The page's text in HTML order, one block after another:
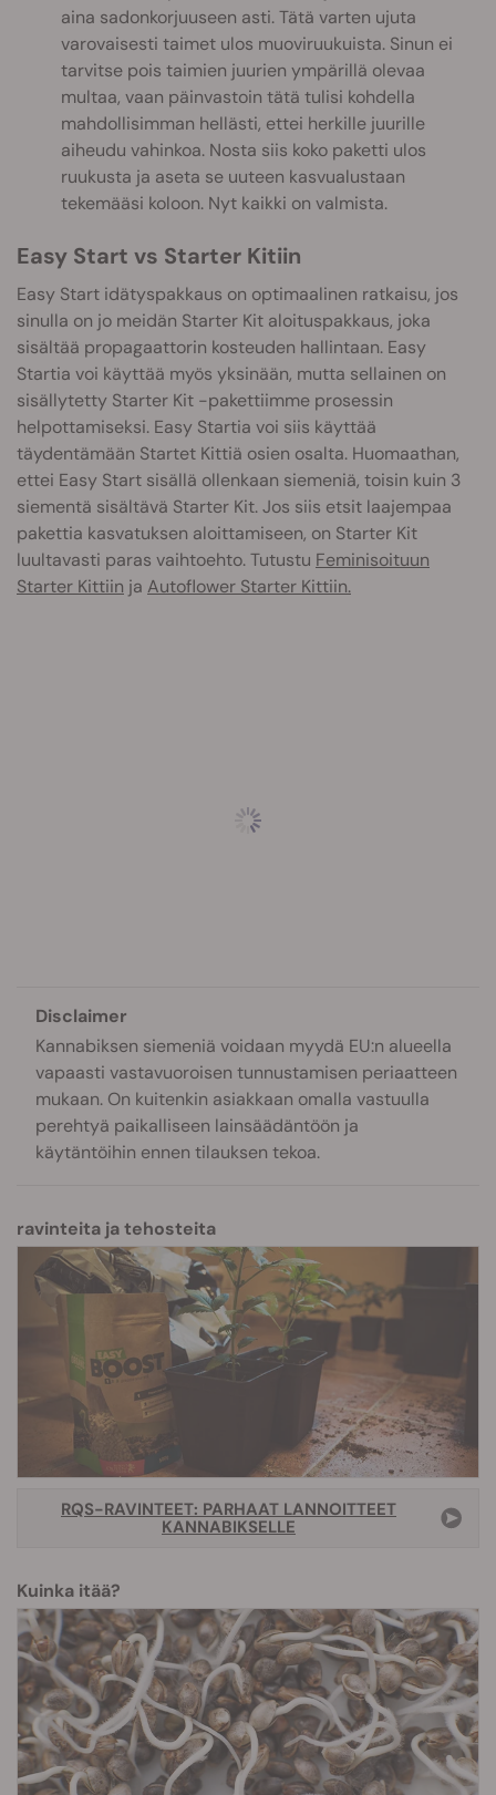
aina sadonkorjuuseen asti. Tätä varten ujuta
varovaisesti taimet ulos muoviruukuista. Sinun ei
tarvitse pois taimien juurien ympärillä olevaa
multaa, vaan päinvastoin tätä tulisi kohdella
mahdollisimman hellästi, ettei herkille juurille
aiheudu vahinkoa. Nosta siis koko paketti ulos
ruukusta ja aseta se uuteen kasvualustaan
tekemääsi koloon. Nyt kaikki on valmista.
Easy Start vs Starter Kitiin
Easy Start idätyspakkaus on optimaalinen ratkaisu, jos
sinulla on jo meidän Starter Kit aloituspakkaus, joka
sisältää propagaattorin kosteuden hallintaan. Easy
Startia voi käyttää myös yksinään, mutta sellainen on
sisällytetty Starter Kit -pakettiimme prosessin
helpottamiseksi. Easy Startia voi siis käyttää
täydentämään Startet Kittiä osien osalta. Huomaathan,
ettei Easy Start sisällä ollenkaan siemeniä, toisin kuin 3
siementä sisältävä Starter Kit. Jos siis etsit laajempaa
pakettia kasvatuksen aloittamiseen, on Starter Kit
luultavasti paras vaihtoehto. Tutustu Feminisoituun
Starter Kittiin ja Autoflower Starter Kittiin.
Disclaimer
Kannabiksen siemeniä voidaan myydä EU:n alueella
vapaasti vastavuoroisen tunnustamisen periaatteen
mukaan. On kuitenkin asiakkaan omalla vastuulla
perehtyä paikalliseen lainsäädäntöön ja
käytäntöihin ennen tilauksen tekoa.
ravinteita ja tehosteita
RQS-RAVINTEET: PARHAAT LANNOITTEET
KANNABIKSELLE
Kuinka itää?